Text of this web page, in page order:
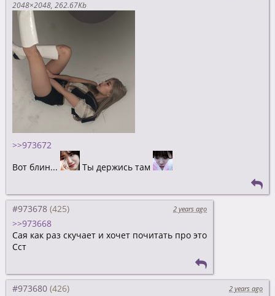
2048×2048 262.67Kb
>>973672
Вот блин...
Ты держись там
#973678 2 years ago
>>973668
Сая как раз скучает и хочет почитать про это
Сст
#973680 2 years ago